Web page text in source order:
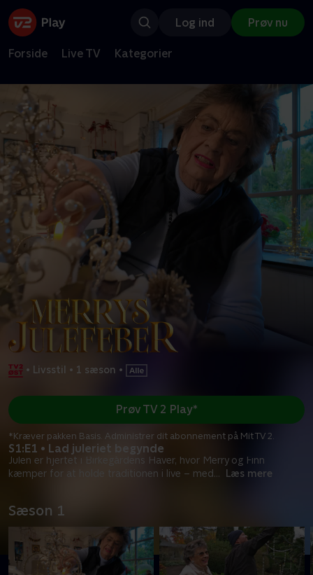
Log ind Prøv nu
Forside Live TV Kategorier
• Livsstil • 1 sæson •
S1:E1 • Lad juleriet begynde
Julen er hjertet i Birkegårdens Haver, hvor Merry og Finn
kæmper for at holde traditionen i live – med... Læs mere
Prøv TV 2 Play*
*Kræver pakken Basis. Administrer dit abonnement på Mit TV 2.
Sæson 1